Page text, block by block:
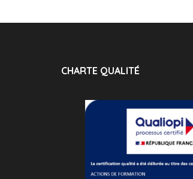
CHARTE QUALITÉ